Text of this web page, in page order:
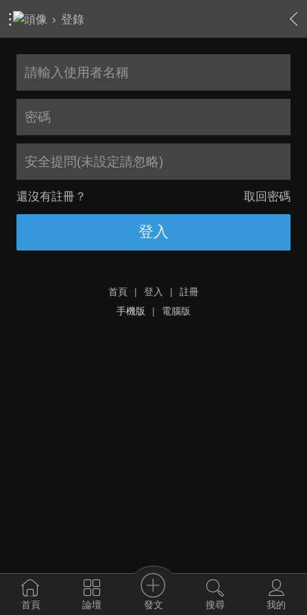
› 登錄
安全提問(未設定請忽略)
還沒有註冊？ 取回密碼
登入
首頁 | 登入 |
註冊
手機版
| 電腦版
首頁 論壇 發文 搜尋 我的